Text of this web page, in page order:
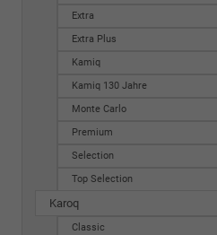
Extra
Extra Plus
Kamiq
Kamiq 130 Jahre
Monte Carlo
Premium
Selection
Top Selection
Karoq
Classic